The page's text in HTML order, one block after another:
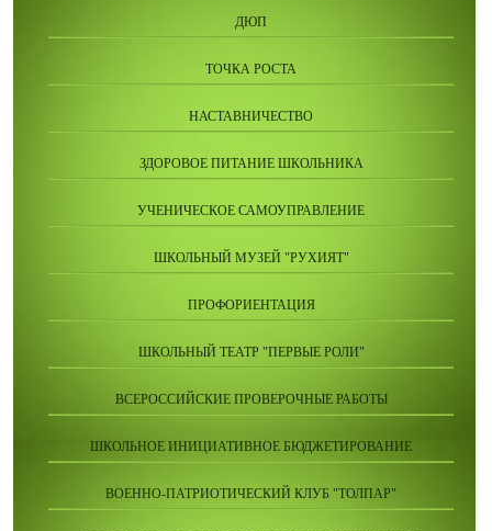
ДЮП
ТОЧКА РОСТА
НАСТАВНИЧЕСТВО
ЗДОРОВОЕ ПИТАНИЕ ШКОЛЬНИКА
УЧЕНИЧЕСКОЕ САМОУПРАВЛЕНИЕ
ШКОЛЬНЫЙ МУЗЕЙ "РУХИЯТ"
ПРОФОРИЕНТАЦИЯ
ШКОЛЬНЫЙ ТЕАТР "ПЕРВЫЕ РОЛИ"
ВСЕРОССИЙСКИЕ ПРОВЕРОЧНЫЕ РАБОТЫ
ШКОЛЬНОЕ ИНИЦИАТИВНОЕ БЮДЖЕТИРОВАНИЕ
ВОЕННО-ПАТРИОТИЧЕСКИЙ КЛУБ "ТОЛПАР"